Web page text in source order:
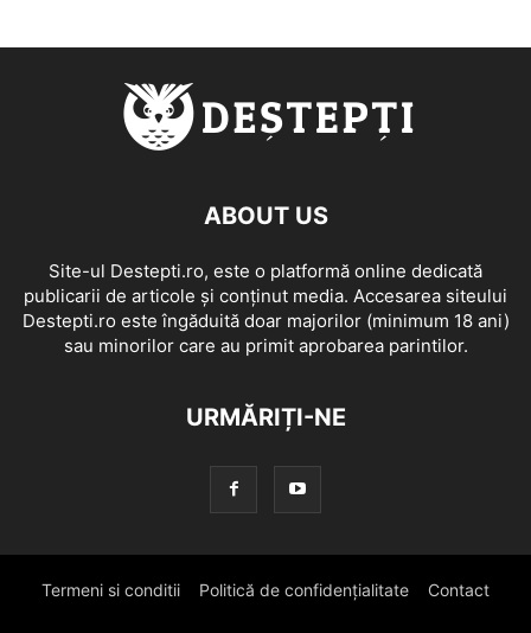
ABOUT US
Site-ul Destepti.ro, este o platformă online dedicată
publicarii de articole și conținut media. Accesarea siteului
Destepti.ro este îngăduită doar majorilor (minimum 18 ani)
sau minorilor care au primit aprobarea parintilor.
URMĂRIȚI-NE
Termeni si conditii Politică de confidențialitate Contact